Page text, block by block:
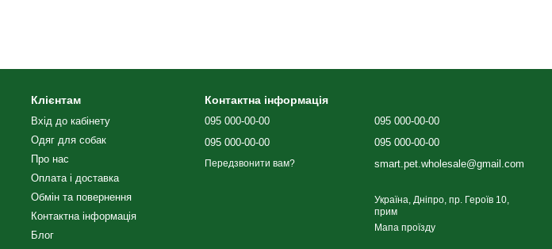
Клієнтам
Вхід до кабінету
Одяг для собак
Про нас
Оплата і доставка
Обмін та повернення
Контактна інформація
Блог
Контактна інформація
095 000-00-00
095 000-00-00
Передзвонити вам?
095 000-00-00
095 000-00-00
smart.pet.wholesale@gmail.com
Україна, Дніпро, пр. Героїв 10,
прим
Мапа проїзду